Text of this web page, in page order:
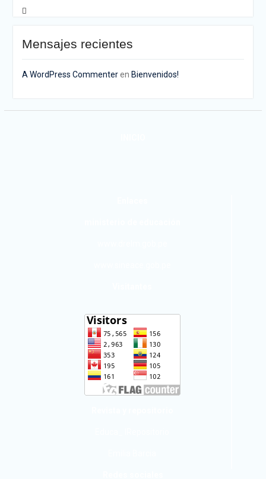
Mensajes recientes
A WordPress Commenteren Bienvenidos!